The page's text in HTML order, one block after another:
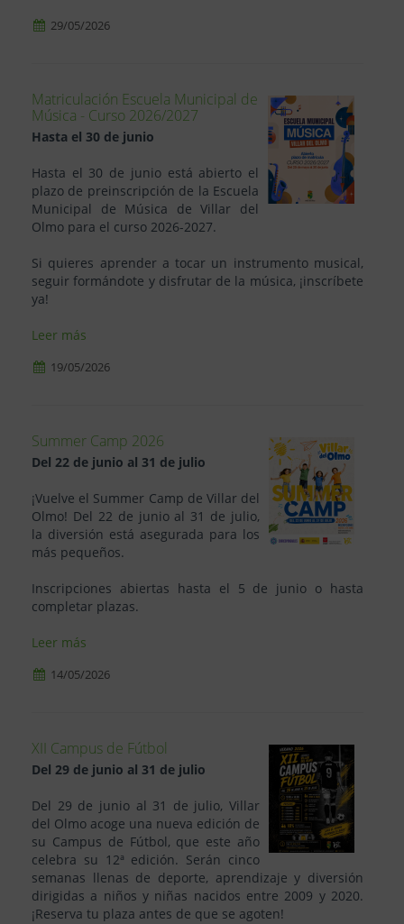
29/05/2026
Matriculación Escuela Municipal de
Música - Curso 2026/2027
Hasta el 30 de junio
Hasta el 30 de junio está abierto el
plazo de preinscripción de la Escuela
Municipal de Música de Villar del
Olmo para el curso 2026-2027.
Si quieres aprender a tocar un instrumento musical,
seguir formándote y disfrutar de la música, ¡inscríbete
Leer más
19/05/2026
Summer Camp 2026
Del 22 de junio al 31 de julio
¡Vuelve el Summer Camp de Villar del
Olmo! Del 22 de junio al 31 de julio,
la diversión está asegurada para los
más pequeños.
Inscripciones abiertas hasta el 5 de junio o hasta
completar plazas.
Leer más
14/05/2026
XII Campus de Fútbol
Del 29 de junio al 31 de julio
Del 29 de junio al 31 de julio, Villar
del Olmo acoge una nueva edición de
su Campus de Fútbol, que este año
celebra su 12ª edición. Serán cinco
semanas llenas de deporte, aprendizaje y diversión
dirigidas a niños y niñas nacidos entre 2009 y 2020.
¡Reserva tu plaza antes de que se agoten!